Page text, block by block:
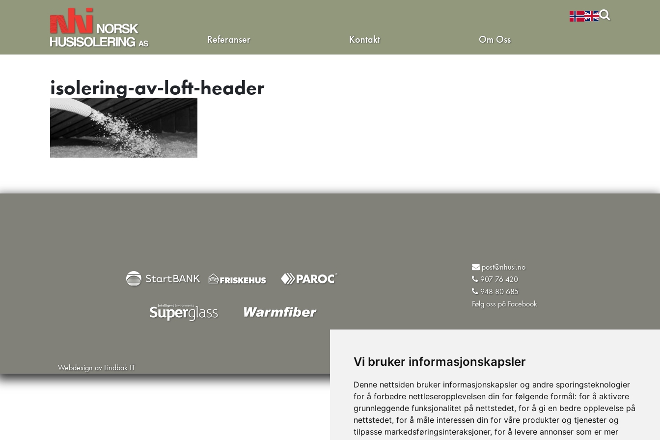
Vi bruker informasjonskapsler
Denne nettsiden bruker informasjonskapsler og andre sporingsteknologier
for å forbedre nettleseropplevelsen din for følgende formål: for å aktivere
grunnleggende funksjonalitet på nettstedet, for å gi en bedre opplevelse på
nettstedet, for å måle interessen din for våre produkter og tjenester og
tilpasse markedsføringsinteraksjoner, for å levere annonser som er mer
Referanser Kontakt Om Oss
isolering-av-loft-header
post@nhusi.no
907 76 420
948 80 685
Følg oss på Facebook
Webdesign av Lindbak IT